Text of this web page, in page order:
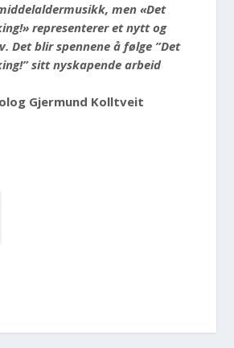
men «Det
representerer et nytt og
Det blir spennene å følge ”Det
sitt nyskapende arbeid
Gjermund Kolltveit